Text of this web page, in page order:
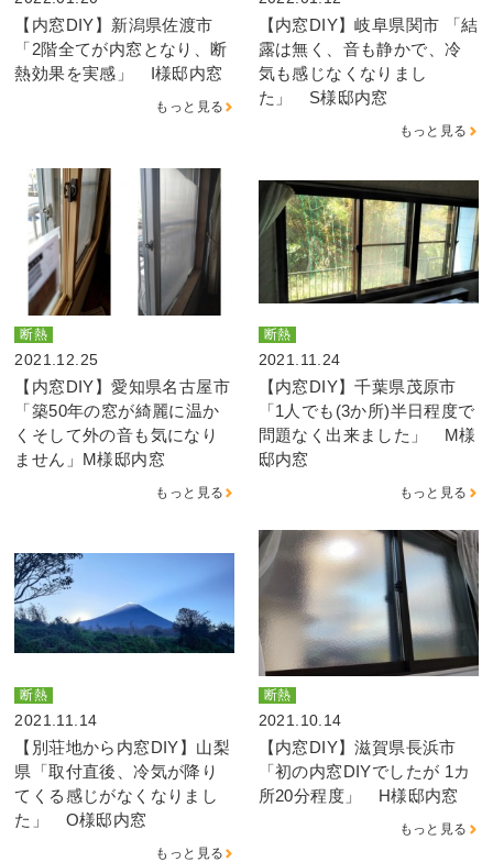
【内窓DIY】新潟県佐渡市
「2階全てが内窓となり、断
熱効果を実感」 I様邸内窓
もっと見る
【内窓DIY】岐阜県関市 「結
露は無く、音も静かで、冷
気も感じなくなりまし
た」 S様邸内窓
もっと見る
断熱
2021.12.25
【内窓DIY】愛知県名古屋市
「築50年の窓が綺麗に温か
くそして外の音も気になり
ません」M様邸内窓
もっと見る
断熱
2021.11.24
【内窓DIY】千葉県茂原市
「1人でも(3か所)半日程度で
問題なく出来ました」 M様
邸内窓
もっと見る
断熱
2021.11.14
【別荘地から内窓DIY】山梨
県「取付直後、冷気が降り
てくる感じがなくなりまし
た」 O様邸内窓
もっと見る
断熱
2021.10.14
【内窓DIY】滋賀県長浜市
「初の内窓DIYでしたが 1カ
所20分程度」 H様邸内窓
もっと見る